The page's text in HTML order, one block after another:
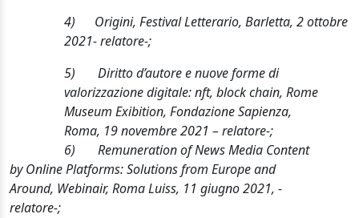
4)
Origini, Festival Letterario, Barletta, 2 ottobre
2021- relatore-;
5)
Diritto d’autore e nuove forme di
valorizzazione digitale: nft, block chain, Rome
Museum Exibition, Fondazione Sapienza,
Roma, 19 novembre 2021 – relatore-;
6)
Remuneration of News Media Content
by Online Platforms: Solutions from Europe and
Around, Webinair, Roma Luiss, 11 giugno 2021, -
relatore-;